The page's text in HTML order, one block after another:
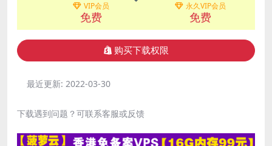
VIP会员
免费
永久VIP会员
免费
购买下载权限
最近更新: 2022-03-30
下载遇到问题？可联系客服或反馈